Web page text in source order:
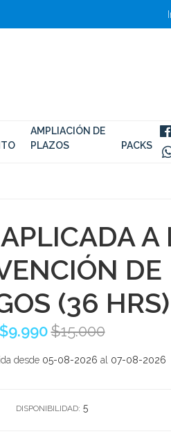
AMPLIACIÓN DE
PLAZOS
PACKS
A
DE
(36 HRS)
$9.990$15.000
desde 05-08-2026 al 07-08-2026
DISPONIBILIDAD: 5